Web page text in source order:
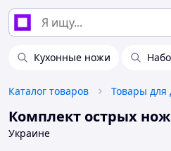
Кухонные ножи
Каталог товаров Товары для
Комплект острых
Украине